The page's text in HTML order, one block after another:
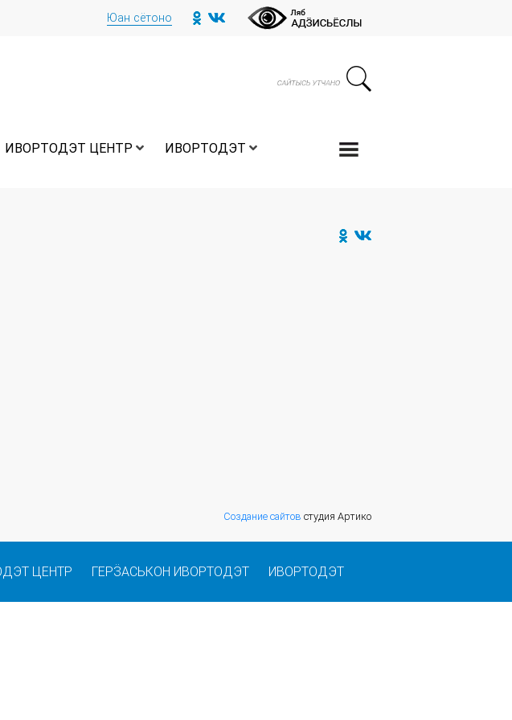
Юан сётоно
ИВОРТОДЭТ ЦЕНТР ИВОРТОДЭТ
Создание сайтов студия Артико
ЦЕНТР ГЕРӞАСЬКОН ИВОРТОДЭТ ИВОРТОДЭТ